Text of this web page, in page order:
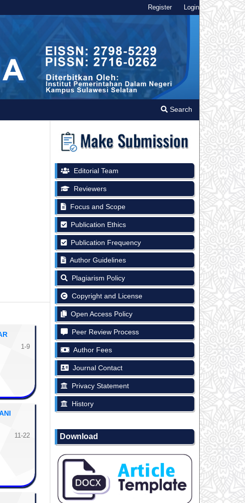
Search
Register Login
1-9
11-22
Editorial Team
Reviewers
Focus and Scope
Publication Ethics
Publication Frequency
Author Guidelines
Plagiarism Policy
Copyright and License
Open Access Policy
Peer Review Process
Author Fees
Journal Contact
Privacy Statement
History
Download